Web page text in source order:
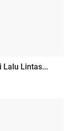
Lalu Lintas...